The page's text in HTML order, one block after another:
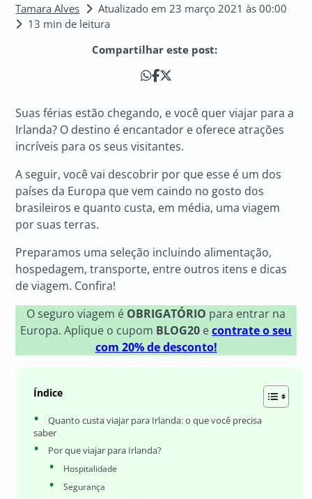
Tamara Alves
Atualizado em 23 março 2021 às 00:00
13 min de leitura
Compartilhar este post:
Suas férias estão chegando, e você quer viajar para a
Irlanda? O destino é encantador e oferece atrações
incríveis para os seus visitantes.
A seguir, você vai descobrir por que esse é um dos
países da Europa que vem caindo no gosto dos
brasileiros e quanto custa, em média, uma viagem
por suas terras.
Preparamos uma seleção incluindo alimentação,
hospedagem, transporte, entre outros itens e dicas
de viagem. Confira!
O seguro viagem é OBRIGATÓRIO para entrar na
Europa. Aplique o cupom BLOG20 econtrate o seu
com 20% de desconto!
Índice
Quanto custa viajar para Irlanda: o que você precisa
saber
Por que viajar para Irlanda?
Hospitalidade
Segurança